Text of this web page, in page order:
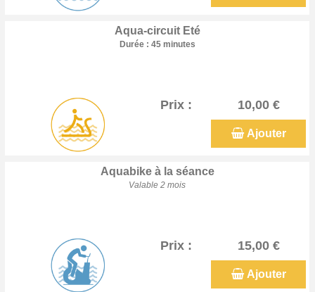
Aqua-circuit Eté
Durée : 45 minutes
Prix : 10,00 €
Ajouter
Aquabike à la séance
Valable 2 mois
Prix : 15,00 €
Ajouter